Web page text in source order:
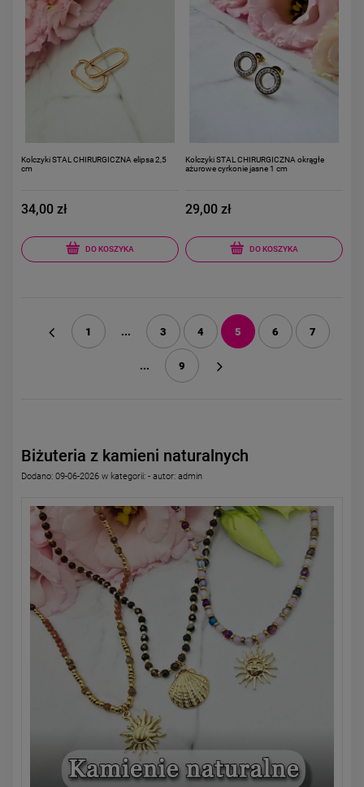
Biżuteria z kamieni naturalnych
Dodano: 09-06-2026 w kategorii: - autor: admin
Kolczyki STAL CHIRURGICZNA elipsa 2,5
cm
34,00 zł
DO KOSZYKA
Kolczyki STAL CHIRURGICZNA okrągłe
ażurowe cyrkonie jasne 1 cm
29,00 zł
DO KOSZYKA
1 ... 3 4 5 6 7
... 9